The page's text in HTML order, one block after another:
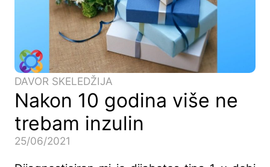
DAVOR SKELEDŽIJA
Nakon 10 godina više ne
trebam inzulin
25/06/2021